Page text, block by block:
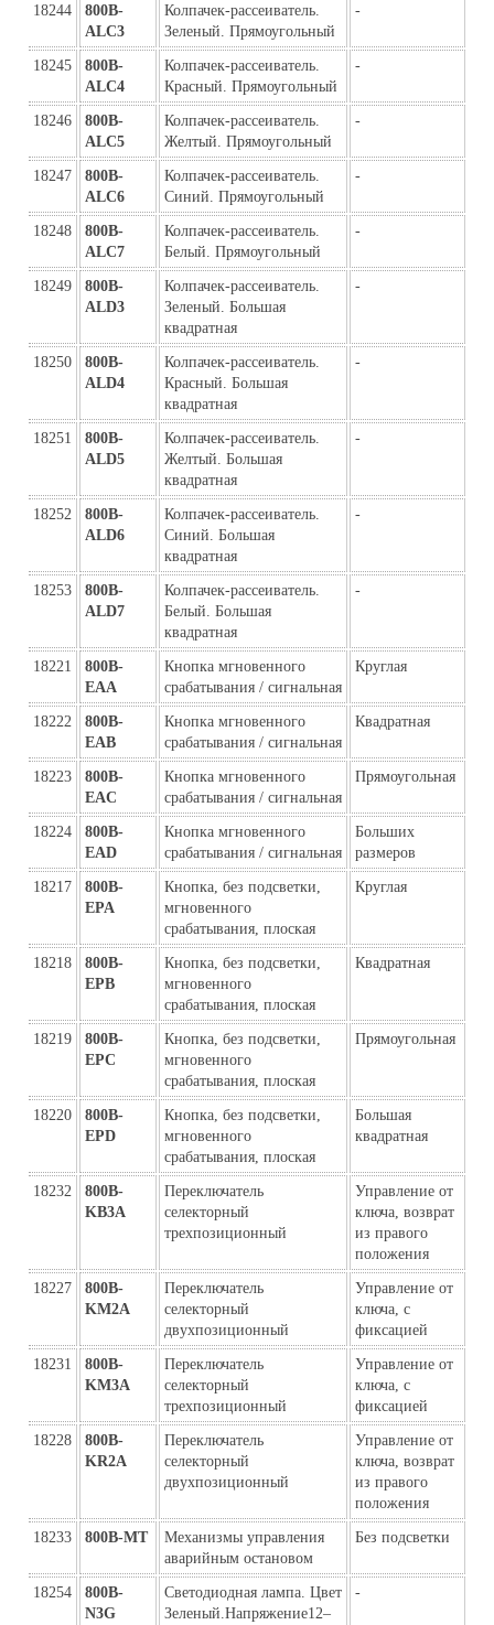
18244
800B-
ALC3
Колпачек-рассеиватель.
Зеленый. Прямоугольный
-
18245
800B-
ALC4
Колпачек-рассеиватель.
Красный. Прямоугольный
-
18246
800B-
ALC5
Колпачек-рассеиватель.
Желтый. Прямоугольный
-
18247
800B-
ALC6
Колпачек-рассеиватель.
Синий. Прямоугольный
-
18248
800B-
ALC7
Колпачек-рассеиватель.
Белый. Прямоугольный
-
18249
800B-
ALD3
Колпачек-рассеиватель.
Зеленый. Большая
квадратная
-
18250
800B-
ALD4
Колпачек-рассеиватель.
Красный. Большая
квадратная
-
18251
800B-
ALD5
Колпачек-рассеиватель.
Желтый. Большая
квадратная
-
18252
800B-
ALD6
Колпачек-рассеиватель.
Синий. Большая
квадратная
-
18253
800B-
ALD7
Колпачек-рассеиватель.
Белый. Большая
квадратная
-
18221
800B-
EAA
Кнопка мгновенного
срабатывания / сигнальная
Круглая
18222
800B-
EAB
Кнопка мгновенного
срабатывания / сигнальная
Квадратная
18223
800B-
EAC
Кнопка мгновенного
срабатывания / сигнальная
Прямоугольная
18224
800B-
EAD
Кнопка мгновенного
срабатывания / сигнальная
Больших
размеров
18217
800B-
EPA
Кнопка, без подсветки,
мгновенного
срабатывания, плоская
Круглая
18218
800B-
EPB
Кнопка, без подсветки,
мгновенного
срабатывания, плоская
Квадратная
18219
800B-
EPC
Кнопка, без подсветки,
мгновенного
срабатывания, плоская
Прямоугольная
18220
800B-
EPD
Кнопка, без подсветки,
мгновенного
срабатывания, плоская
Большая
квадратная
18232
800B-
KB3A
Переключатель
селекторный
трехпозиционный
Управление от
ключа, возврат
из правого
положения
18227
800B-
KM2A
Переключатель
селекторный
двухпозиционный
Управление от
ключа, с
фиксацией
18231
800B-
KM3A
Переключатель
селекторный
трехпозиционный
Управление от
ключа, с
фиксацией
18228
800B-
KR2A
Переключатель
селекторный
двухпозиционный
Управление от
ключа, возврат
из правого
положения
18233 800B-MT
Механизмы управления
аварийным остановом
Без подсветки
18254
800B-
N3G
Светодиодная лампа. Цвет
Зеленый.Напряжение12–
-